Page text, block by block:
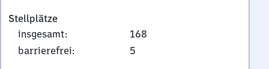
Straße
104,
1
Stellplätze
insgesamt:
168
barrierefrei: 5